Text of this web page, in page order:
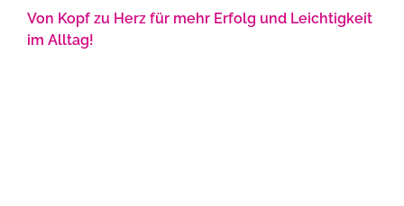
Von Kopf zu Herz für mehr Erfolg und Leichtigkeit
im Alltag!